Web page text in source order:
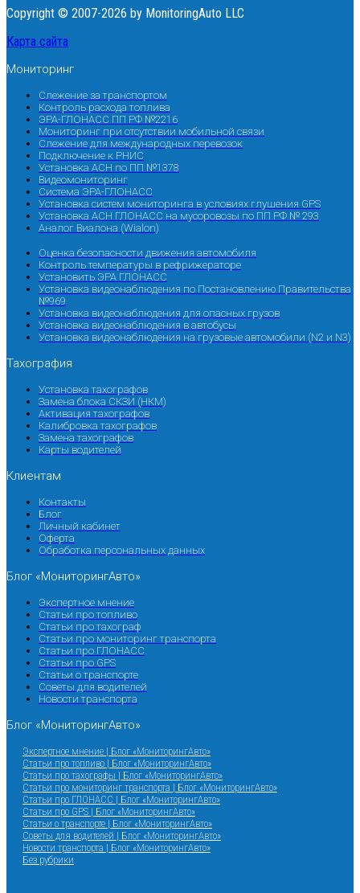
Copyright © 2007-2026 by MonitoringAuto LLC
Карта сайта
Мониторинг
Слежение за транспортом
Контроль расхода топлива
ЭРА-ГЛОНАСС ПП РФ №2216
Мониторинг при отсутствии мобильной связи
Слежение для международных перевозок
Подключение к РНИС
Установка АСН по ПП №1378
Видеомониторинг
Система ЭРА-ГЛОНАСС
Установка систем мониторинга в условиях глушения GPS
Установка АСН ГЛОНАСС на мусоровозы по ПП РФ № 293
Аналог Виалона (Wialon)
Оценка безопасности движения автомобиля
Контроль температуры в рефрижераторе
Установить ЭРА ГЛОНАСС
Установка видеонаблюдения по Постановлению Правительства
№969
Установка видеонаблюдения для опасных грузов
Установка видеонаблюдения в автобусы
Установка видеонаблюдения на грузовые автомобили (N2 и N3)
Тахография
Установка тахографов
Замена блока СКЗИ (НКМ)
Активация тахографов
Калибровка тахографов
Замена тахографов
Карты водителей
Клиентам
Контакты
Блог
Личный кабинет
Оферта
Обработка персональных данных
Блог «МониторингАвто»
Экспертное мнение
Статьи про топливо
Статьи про тахограф
Статьи про мониторинг транспорта
Статьи про ГЛОНАСС
Статьи про GPS
Статьи о транспорте
Советы для водителей
Новости транспорта
Блог «МониторингАвто»
Экспертное мнение | Блог «МониторингАвто»
Статьи про топливо | Блог «МониторингАвто»
Статьи про тахографы | Блог «МониторингАвто»
Статьи про мониторинг транспорта | Блог «МониторингАвто»
Статьи про ГЛОНАСС | Блог «МониторингАвто»
Статьи про GPS | Блог «МониторингАвто»
Статьи о транспорте | Блог «МониторингАвто»
Советы для водителей | Блог «МониторингАвто»
Новости транспорта | Блог «МониторингАвто»
Без рубрики